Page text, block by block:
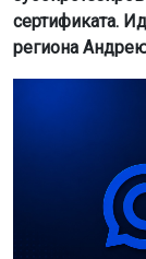
сертификата.
региона